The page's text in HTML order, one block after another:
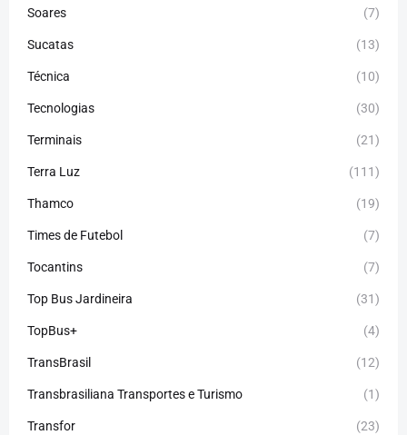
Soares (7)
Sucatas (13)
Técnica (10)
Tecnologias (30)
Terminais (21)
Terra Luz (111)
Thamco (19)
Times de Futebol (7)
Tocantins (7)
Top Bus Jardineira (31)
TopBus+ (4)
TransBrasil (12)
Transbrasiliana Transportes e Turismo (1)
Transfor (23)